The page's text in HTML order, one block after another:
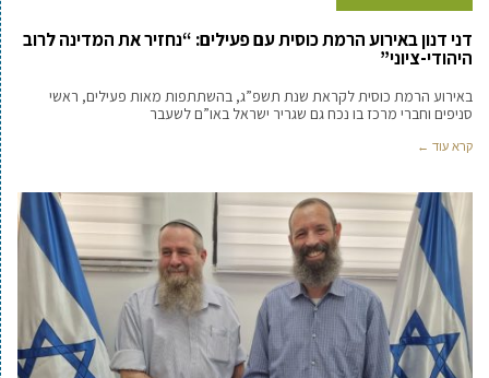
דני דנון באירוע הרמת כוסית עם פעילים: “נחזיר את המדינה לרוב
היהודי-ציוני”
באירוע הרמת כוסית לקראת שנת תשפ”ג, בהשתתפות מאות פעילים, ראשי
סניפים וחברי מרכז בו נכח גם שגריר ישראל באו”ם לשעבר
קרא עוד ←